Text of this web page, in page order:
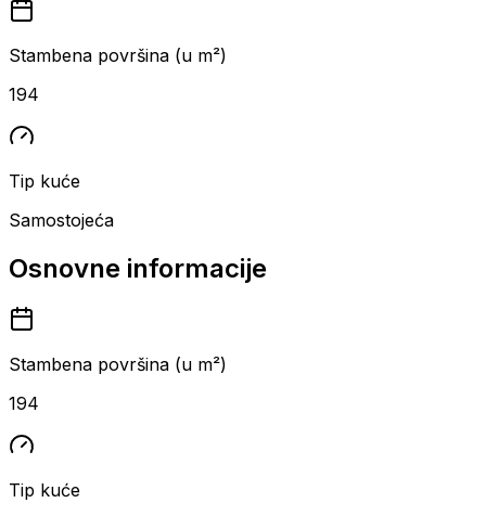
Stambena površina (u m²)
194
Tip kuće
Samostojeća
Osnovne informacije
Stambena površina (u m²)
194
Tip kuće